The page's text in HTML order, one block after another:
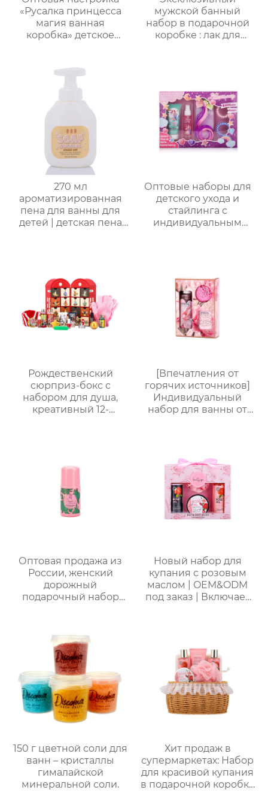
«Русалка принцесса
магия ванная
коробка» детское
душа с ванильным
ароматом + бомбочка
для ванны｜ODM под
заказ, прямые
поставки с фабрики
мужской банный
набор в подарочной
коробке : лак для
подарочная упаковка ,
высококлассная
атмосфера , подходит
для парня/мужа/отца
270 мл
ароматизированная
пена для ванны для
детей | детская пена
овсянка) | подходит
для младенцев и
маленьких детей с
чувствительной
кожей
Оптовые наборы для
детского ухода и
стайлинга с
индивидуальным
ароматом + 60 мл
волшебный спрей +
радужные заколки-
накладки｜Купание
весело × артефакт
костюм для
Рождественский
сюрприз-бокс с
набором для душа,
креативный 12-
для ухода
[Впечатления от
горячих источников]
Индивидуальный
набор для ванны от
Шарик для ванны EVA
| Изысканная
подарочная коробка,
персонализируемая
Оптовая продажа из
России, женский
дорожный
подарочный набор
душа + спрей для тела
+ дезодорант для тела
+ соль для ванн),
портативная сумка из
ПВХ, доступен OEM-
производитель
Новый набор для
купания с розовым
маслом | OEM&ODM
под заказ | Включает
увлажнение
150 г цветной соли для
ванн – кристаллы
гималайской
минеральной соли.
Хит продаж в
супермаркетах: Набор
для красивой купания
в подарочной коробке